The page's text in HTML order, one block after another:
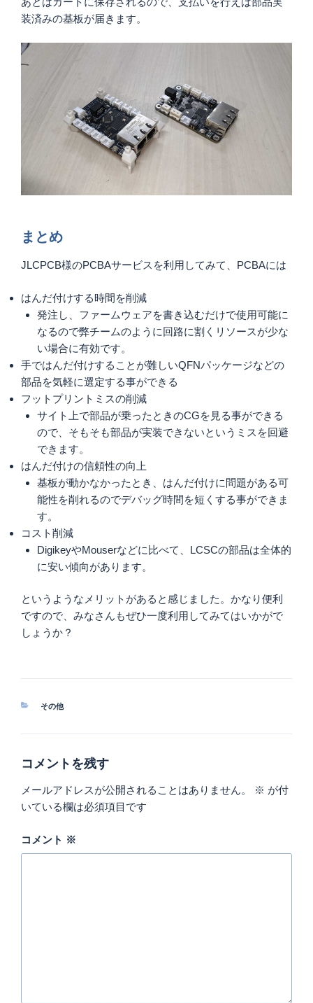
装済みの基板が届きます。
まとめ
JLCPCB様のPCBAサービスを利用してみて、PCBAには
はんだ付けする時間を削減
発注し、ファームウェアを書き込むだけで使用可能に
なるので弊チームのように回路に割くリソースが少な
い場合に有効です。
手ではんだ付けすることが難しいQFNパッケージなどの
部品を気軽に選定する事ができる
フットプリントミスの削減
サイト上で部品が乗ったときのCGを見る事ができる
ので、そもそも部品が実装できないというミスを回避
できます。
はんだ付けの信頼性の向上
基板が動かなかったとき、はんだ付けに問題がある可
能性を削れるのでデバッグ時間を短くする事ができま
す。
コスト削減
DigikeyやMouserなどに比べて、LCSCの部品は全体的
に安い傾向があります。
というようなメリットがあると感じました。かなり便利
ですので、みなさんもぜひ一度利用してみてはいかがで
しょうか？
カ
その他
コメントを残す
メールアドレスが公開されることはありません。 ※ が付
いている欄は必須項目です
コメント ※